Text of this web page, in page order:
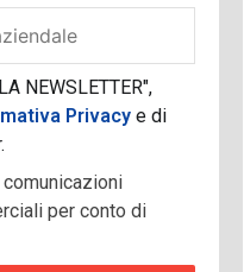
NEWSLETTER",
Privacy e di
per conto di